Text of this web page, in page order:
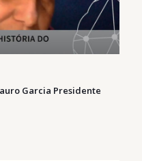
Garcia Presidente